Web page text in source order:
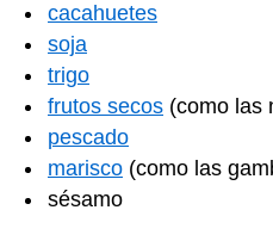
cacahuetes
soja
trigo
frutos secos (como las
pescado
marisco (como las
sésamo